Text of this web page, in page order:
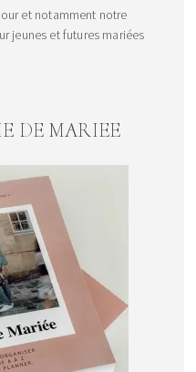
et notamment notre
jeunes et futures mariées
DE MARIEE